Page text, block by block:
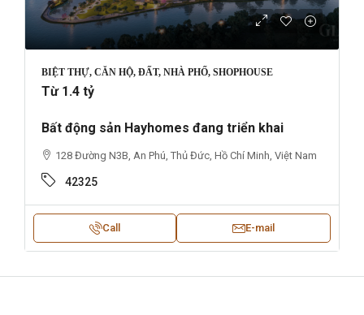
BIỆT THỰ, CĂN HỘ, ĐẤT, NHÀ PHỐ, SHOPHOUSE
Từ 1.4 tỷ
Bất động sản Hayhomes đang triển khai
128 Đường N3B, An Phú, Thủ Đức, Hồ Chí Minh, Việt Nam
42325
Call E-mail